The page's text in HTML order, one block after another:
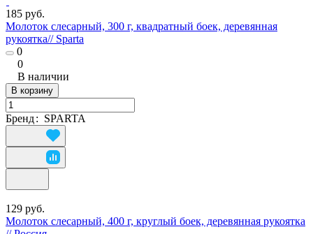
185 руб.
Молоток слесарный, 300 г, квадратный боек, деревянная
рукоятка// Sparta
0
0
В наличии
В корзину
Бренд: SPARTA
129 руб.
Молоток слесарный, 400 г, круглый боек, деревянная рукоятка